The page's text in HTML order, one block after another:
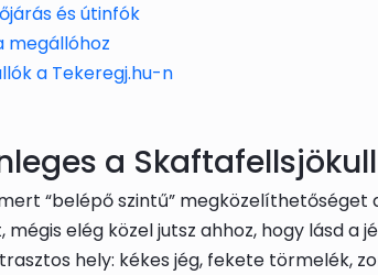
és útinfók
megállóhoz
a Tekeregj.hu-n
a
“belépő szintű” megközelíthetőséget
elég közel jutsz ahhoz, hogy lásd
hely: kékes jég, fekete törmelék,